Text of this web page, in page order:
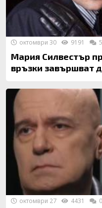
Мария Силвестър
връзки завършват
октомври 30 9191 5
октомври 27 4431 0